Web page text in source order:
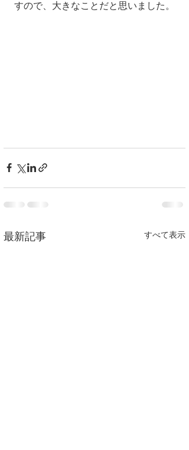
すので、大きなことだと思いました。
最新記事 すべて表示